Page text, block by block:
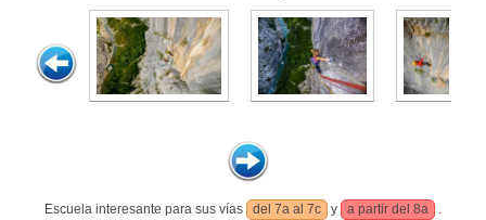
Escuela interesante para sus vías del 7a al 7c y a partir del 8a
.